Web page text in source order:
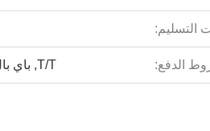
التسليم:
الدفع: T/T, باي بال, ويسترن يونيون